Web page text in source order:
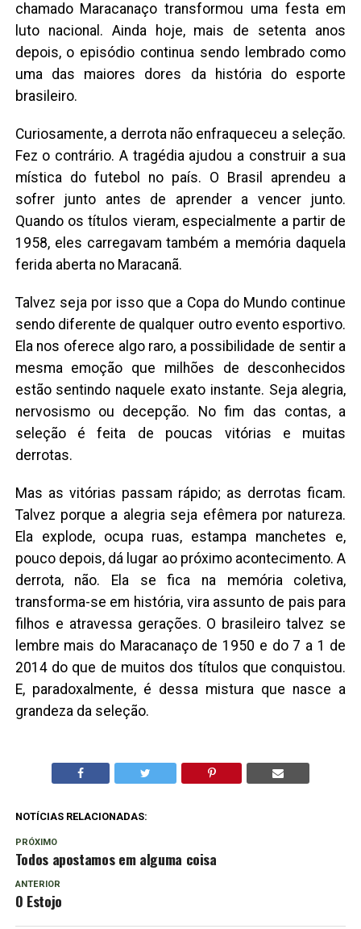
chamado Maracanaço transformou uma festa em
luto nacional. Ainda hoje, mais de setenta anos
depois, o episódio continua sendo lembrado como
uma das maiores dores da história do esporte
brasileiro.
Curiosamente, a derrota não enfraqueceu a seleção.
Fez o contrário. A tragédia ajudou a construir a sua
mística do futebol no país. O Brasil aprendeu a
sofrer junto antes de aprender a vencer junto.
Quando os títulos vieram, especialmente a partir de
1958, eles carregavam também a memória daquela
ferida aberta no Maracanã.
Talvez seja por isso que a Copa do Mundo continue
sendo diferente de qualquer outro evento esportivo.
Ela nos oferece algo raro, a possibilidade de sentir a
mesma emoção que milhões de desconhecidos
estão sentindo naquele exato instante. Seja alegria,
nervosismo ou decepção. No fim das contas, a
seleção é feita de poucas vitórias e muitas
derrotas.
Mas as vitórias passam rápido; as derrotas ficam.
Talvez porque a alegria seja efêmera por natureza.
Ela explode, ocupa ruas, estampa manchetes e,
pouco depois, dá lugar ao próximo acontecimento. A
derrota, não. Ela se fica na memória coletiva,
transforma-se em história, vira assunto de pais para
filhos e atravessa gerações. O brasileiro talvez se
lembre mais do Maracanaço de 1950 e do 7 a 1 de
2014 do que de muitos dos títulos que conquistou.
E, paradoxalmente, é dessa mistura que nasce a
grandeza da seleção.
NOTÍCIAS RELACIONADAS:
PRÓXIMO
Todos apostamos em alguma coisa
ANTERIOR
O Estojo